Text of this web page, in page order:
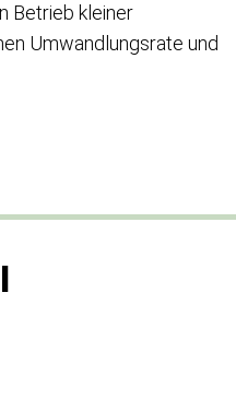
Betrieb kleiner
Umwandlungsrate und